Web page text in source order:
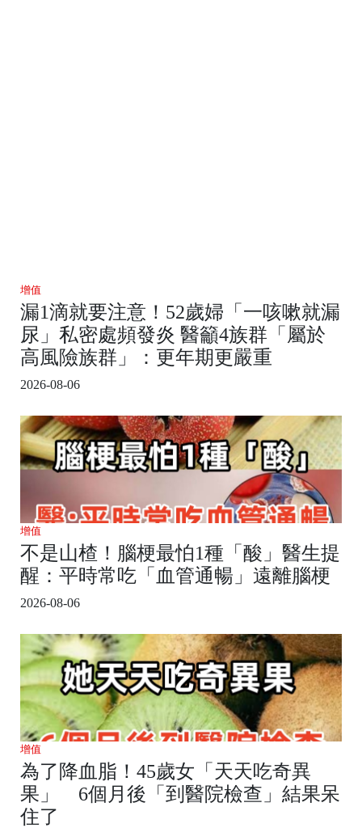
增值
漏1滴就要注意！52歲婦「一咳嗽就漏
尿」私密處頻發炎 醫籲4族群「屬於
高風險族群」：更年期更嚴重
2026-08-06
增值
不是山楂！腦梗最怕1種「酸」醫生提
醒：平時常吃「血管通暢」遠離腦梗
2026-08-06
增值
為了降血脂！45歲女「天天吃奇異
果」 6個月後「到醫院檢查」結果呆
住了